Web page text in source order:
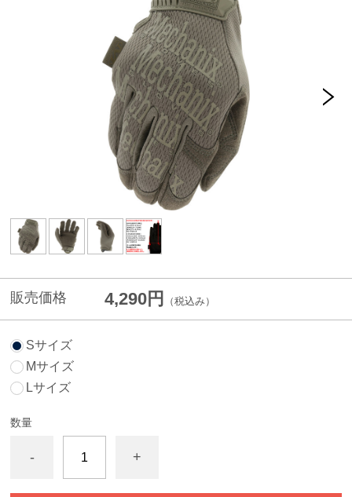
販売価格 4,290円 （税込み）
Sサイズ
Mサイズ
Lサイズ
数量
- +